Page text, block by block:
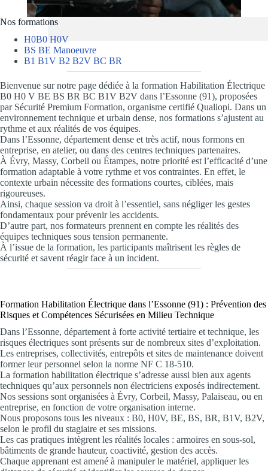
Nos formations
H0B0 H0V
BS BE Manoeuvre
B1 B1V B2 B2V BC BR
Bienvenue sur notre page dédiée à la formation Habilitation Électrique
B0 H0 V BE BS BR BC B1V B2V dans l’Essonne (91), proposées
par Sécurité Premium Formation, organisme certifié Qualiopi. Dans un
environnement technique et urbain dense, nos formations s’ajustent au
rythme et aux réalités de vos équipes.
Dans l’Essonne, département dense et très actif, nous formons en
entreprise, en atelier, ou dans des centres techniques partenaires.
À Évry, Massy, Corbeil ou Étampes, notre priorité est l’efficacité d’une
formation adaptable à votre rythme et vos contraintes. En effet, le
contexte urbain nécessite des formations courtes, ciblées, mais
rigoureuses.
Ainsi, chaque session va droit à l’essentiel, sans négliger les gestes
fondamentaux pour prévenir les accidents.
D’autre part, nos formateurs prennent en compte les réalités des
équipes techniques sous tension permanente.
À l’issue de la formation, les participants maîtrisent les règles de
sécurité et savent réagir face à un incident.
Formation Habilitation Électrique dans l’Essonne (91) : Prévention des
Risques et Compétences Sécurisées en Milieu Technique
Dans l’Essonne, département à forte activité tertiaire et technique, les
risques électriques sont présents sur de nombreux sites d’exploitation.
Les entreprises, collectivités, entrepôts et sites de maintenance doivent
former leur personnel selon la norme NF C 18-510.
La formation habilitation électrique s’adresse aussi bien aux agents
techniques qu’aux personnels non électriciens exposés indirectement.
Nos sessions sont organisées à Évry, Corbeil, Massy, Palaiseau, ou en
entreprise, en fonction de votre organisation interne.
Nous proposons tous les niveaux : B0, H0V, BE, BS, BR, B1V, B2V,
selon le profil du stagiaire et ses missions.
Les cas pratiques intègrent les réalités locales : armoires en sous-sol,
bâtiments de grande hauteur, coactivité, gestion des accès.
Chaque apprenant est amené à manipuler le matériel, appliquer les